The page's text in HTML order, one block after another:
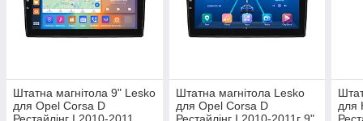
Штатна магнітола 9" Lesko
для Opel Corsa D
Рестайлінг I 2010-2011
Штатна магнітола Lesko
для Opel Corsa D
Рестайлінг I 2010-2011г 9"
для